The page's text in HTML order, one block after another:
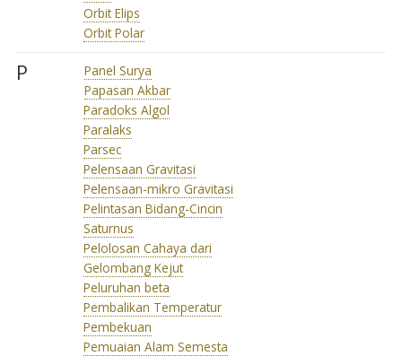
Orbit Elips
Orbit Polar
P
Panel Surya
Papasan Akbar
Paradoks Algol
Paralaks
Parsec
Pelensaan Gravitasi
Pelensaan-mikro Gravitasi
Pelintasan Bidang-Cincin
Saturnus
Pelolosan Cahaya dari
Gelombang Kejut
Peluruhan beta
Pembalikan Temperatur
Pembekuan
Pemuaian Alam Semesta